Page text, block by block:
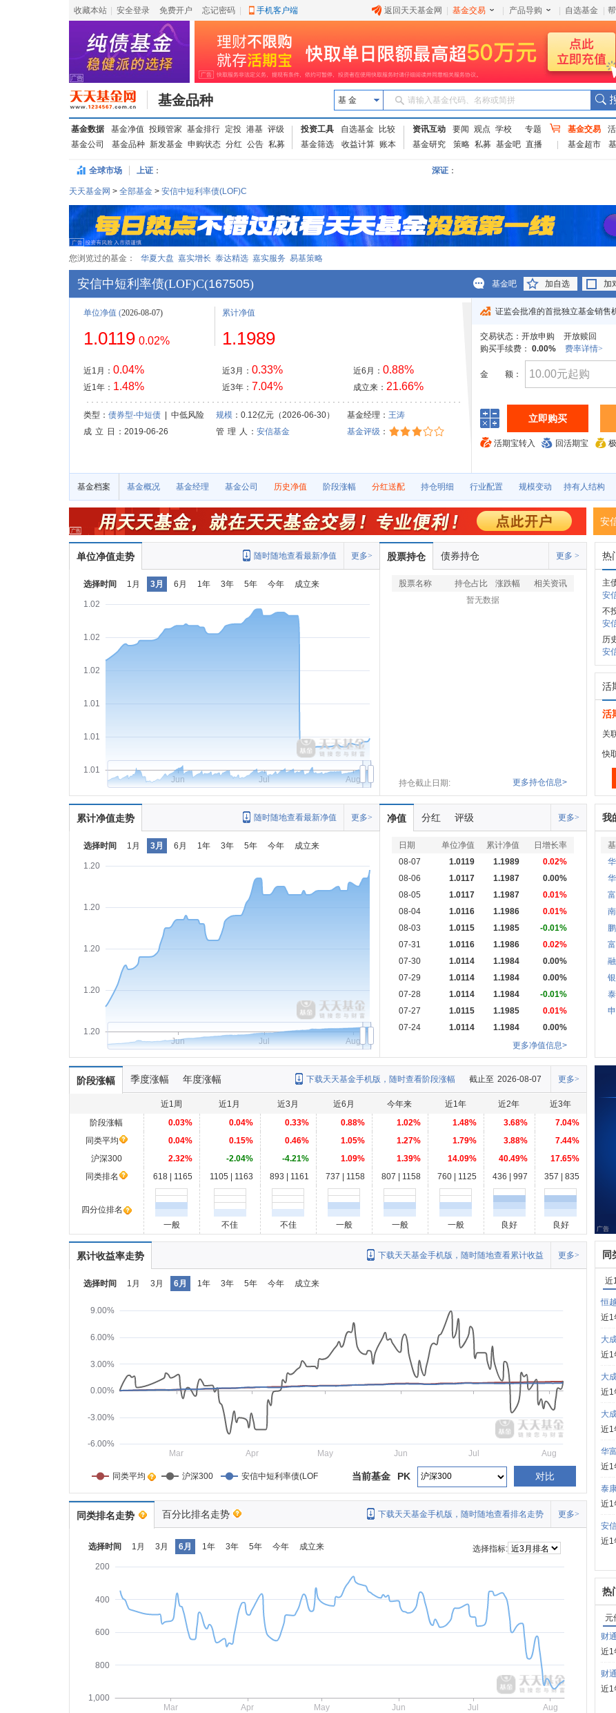
收藏本站 安全登录 免费开户 忘记密码 手机客户端 返回天天基金网 基金交易 产品导购 自选基金
基金品种 基 金 请输入基金代码、名称或简拼
基金数据 基金净值 投顾管家 基金排行 定投 港基 评级
基金公司
基金品种 新发基金 申购状态 分红 公告 私募
投资工具 自选基金
比较
基金筛选
收益计算 账本
资讯互动 要闻 观点 学校
专题
基金研究
策略 私募 基金吧 直播
基金交易
基金超市
全球市场 上证： 深证：
天天基金网 > 全部基金 > 安信中短利率债(LOF)C
您浏览过的基金： 华夏大盘 嘉实增长 泰达精选 嘉实服务 易基策略
安信中短利率债(LOF)C(167505) 基金吧 加自选 加
单位净值 (2026-08-07)
1.0119 0.02%
近1月： 0.04%
近1年： 1.48%
累计净值
1.1989
近3月： 0.33%
近3年： 7.04%
近6月： 0.88%
成立来： 21.66%
类型： 债券型-中短债| 中低风险 规模：0.12亿元（2026-06-30） 基金经理： 王涛
成 立 日
：2019-06-26 管 理 人 ： 安信基金 基金评级 ：
证监会批准的首批独立基金销售
交易状态： 开放申购
开放赎回
购买手续费： 0.00% 费率详情>
金 额：
立即购买
活期宝转入 回活期宝
基金档案 基金概况 基金经理 基金公司 历史净值 阶段涨幅 分红送配 持仓明细 行业配置 规模变动 持有人结构
安
单位净值走势 更多>
随时随地查看最新净值
选择时间 1月 3月 6月 1年 3年 5年 今年 成立来
1.01
1.01
1.01
1.02
1.02
1.02
Jun Jul Aug
股票持仓 债券持仓 更多 >
股票名称 持仓占比 涨跌幅
相关资讯
暂无数据
持仓截止日期: 更多持仓信息>
热
主
安
不
安
历
安
活
活
关
快
累计净值走势 更多>
随时随地查看最新净值
选择时间 1月 3月 6月 1年 3年 5年 今年 成立来
1.20
1.20
1.20
1.20
1.20
Jun Jul Aug
净值 分红 评级 更多>
日期 单位净值 累计净值
日增长率
08-07
1.0119 1.1989
0.02%
08-06
1.0117 1.1987
0.00%
08-05
1.0117 1.1987
0.01%
08-04
1.0116 1.1986
0.01%
08-03
1.0115 1.1985
-0.01%
07-31
1.0116 1.1986
0.02%
07-30
1.0114 1.1984
0.00%
07-29
1.0114 1.1984
0.00%
07-28
1.0114 1.1984
-0.01%
07-27
1.0115 1.1985
0.01%
07-24
1.0114 1.1984
0.00%
更多净值信息>
我
阶段涨幅 季度涨幅 年度涨幅 更多>
截止至 2026-08-07
下载天天基金手机版，随时查看阶段涨幅
近1周 近1月 近3月 近6月 今年来 近1年 近2年
近3年
阶段涨幅
0.03% 0.04% 0.33% 0.88% 1.02% 1.48% 3.68%
7.04%
同类平均
0.04% 0.15% 0.46% 1.05% 1.27% 1.79% 3.88%
7.44%
沪深300
2.32% -2.04% -4.21% 1.09% 1.39% 14.09% 40.49%
17.65%
同类排名
618 | 1165 1105 | 1163 893 | 1161 737 | 1158 807 | 1158 760 | 1125 436 | 997 357 | 835
四分位排名
一般
不佳 不佳 一般 一般 一般 良好 良好
累计收益率走势 更多>
下载天天基金手机版，随时随地查看累计收益
选择时间 1月 3月 6月 1年 3年 5年 今年 成立来
-6.00%
-3.00%
0.00%
3.00%
6.00%
9.00%
Mar Apr May Jun Jul Aug
同类平均 沪深300 安信中短利率债(LOF 对比
PK
当前基金
同类排名走势 百分比排名走势 更多>
下载天天基金手机版，随时随地查看排名走势
选择时间 1月 3月 6月 1年 3年 5年 今年 成立来
选择指标:
200
400
600
800
1,000
Mar
Apr May Jun Jul Aug
同
近
恒
近1
大
近1
大
近1
大
近1
华
近1
泰
近1
安
近1
热
元
财
近1
财
近1